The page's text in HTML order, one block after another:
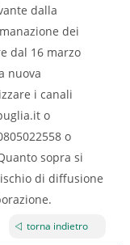
dalla
dei
dal 16 marzo
nuova
i canali
o
o
sopra si
di diffusione
torna indietro